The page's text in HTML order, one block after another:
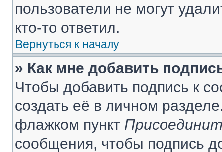
пользователи не могут
кто-то ответил.
Вернуться к началу
» Как мне добавить
Чтобы добавить подпись к
создать её в личном
флажком пункт
сообщения, чтобы подпись